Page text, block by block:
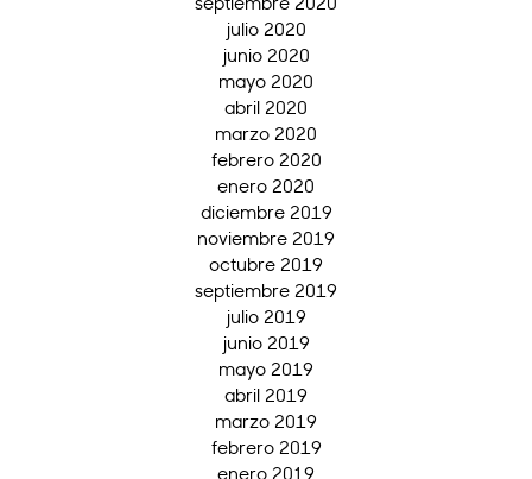
julio 2020
junio 2020
mayo 2020
abril 2020
marzo 2020
febrero 2020
enero 2020
diciembre 2019
noviembre 2019
octubre 2019
septiembre 2019
julio 2019
junio 2019
mayo 2019
abril 2019
marzo 2019
febrero 2019
enero 2019